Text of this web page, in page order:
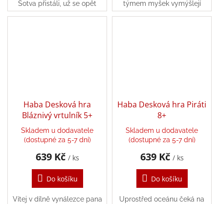
Sotva přistáli, už se opět
rozhořel dávný spor mezi
týmem myšek vymýšlejí
neobvyklé vynálezy –
Haba Desková hra
Bláznivý vrtulník 5+
Skladem u dodavatele
(dostupné za 5-7 dní)
639 Kč / ks
Do košíku
Vítej v dílně vynálezce pana
Haba Desková hra Piráti
8+
Skladem u dodavatele
(dostupné za 5-7 dní)
639 Kč / ks
Do košíku
Uprostřed oceánu čeká na